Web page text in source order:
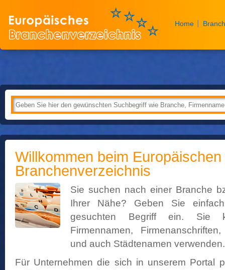
Home
Willkommen beim Europäischen
Branchenverzeichnis
Sie suchen nach einer Branche
Ihrer Nähe? Geben Sie
gesuchten Begriff ein. Sie
Firmennamen,
und auch Städtenamen verwenden.
Für Unternehmen die sich in unserem Portal